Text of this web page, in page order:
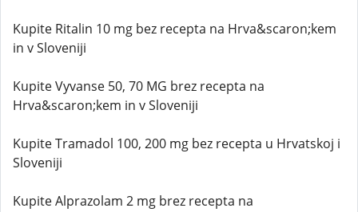
Kupite Ritalin 10 mg bez recepta na Hrva&scaron;kem
in v Sloveniji
Kupite Vyvanse 50, 70 MG brez recepta na
Hrva&scaron;kem in v Sloveniji
Kupite Tramadol 100, 200 mg bez recepta u Hrvatskoj i
Sloveniji
Kupite Alprazolam 2 mg brez recepta na